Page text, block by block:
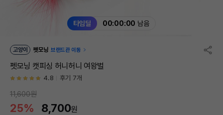
타임딜 00:00:00 남음
고양이 펫모닝 브랜드관 이동
펫모닝 캣피싱 허니허니 여왕벌
4.8 후기 7개
11,600원
25% 8,700원